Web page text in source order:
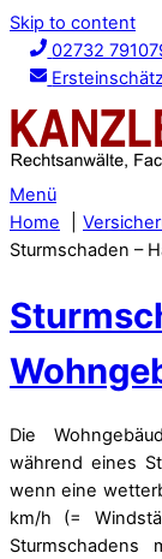
Skip to content
02732
Menü
Home
Sturmschaden –
Die
während eines
wenn eine
km/h (=
Sturmschadens